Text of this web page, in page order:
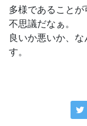
多様であること
不思議だなぁ。
良いか悪いか、
す。